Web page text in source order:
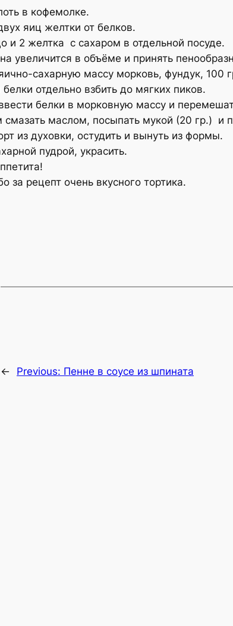
в кофемолке.
яиц желтки от белков.
и 2 желтка с сахаром в отдельной посуде.
увеличится в объёме и принять
сахарную массу морковь, фундук, 100
отдельно взбить до мягких пиков.
белки в морковную массу и
маслом, посыпать мукой (20 гр.) и
из духовки, остудить и вынуть из формы.
пудрой, украсить.
за рецепт очень вкусного тортика.
← Previous: Пенне в соусе из шпината